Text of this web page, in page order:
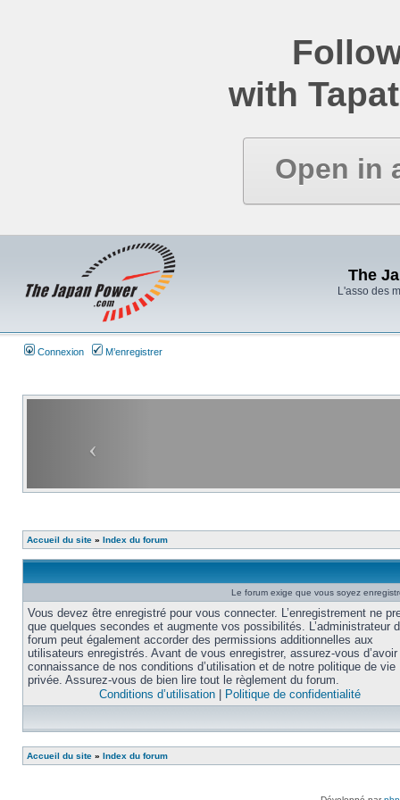
with
Open in
The
L'asso des
Connexion M’enregistrer
Accueil du site » Index du forum
Le forum exige que vous soyez
Vous devez être enregistré pour vous connecter. L’enregistrement ne
que quelques secondes et augmente vos possibilités. L’administrateur
forum peut également accorder des permissions additionnelles aux
utilisateurs enregistrés. Avant de vous enregistrer, assurez-vous
connaissance de nos conditions d’utilisation et de notre politique de vie
privée. Assurez-vous de bien lire tout le règlement du forum.
Conditions d’utilisation
Politique de confidentialité
Accueil du site » Index du forum